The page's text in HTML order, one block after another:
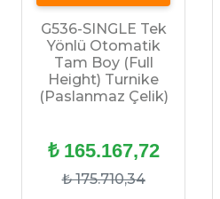
G536-SINGLE Tek
Yönlü Otomatik
Tam Boy (Full
Height) Turnike
(Paslanmaz Çelik)
₺ 165.167,72
₺ 175.710,34